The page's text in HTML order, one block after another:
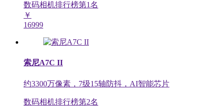
数码相机排行榜第1名
￥
16999
索尼A7C II
约3300万像素，7级15轴防抖，AI智能芯片
数码相机排行榜第2名